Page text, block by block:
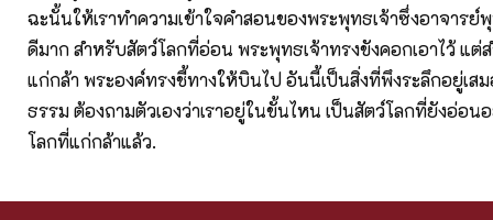
ฉะนั้นให้เราทำความเข้าใจคำสอนของพระพุทธเจ้าซึ่งอาจารย์
ดีมาก สำหรับสัตว์โลกที่อ่อน พระพุทธเจ้าทรงขังคอกเอาไว้ แต่
แก่กล้า พระองค์ทรงชี้ทางให้บินไป อันนี้เป็นสิ่งที่พึงระลึกอยู่เสม
ธรรม ต้องถามตัวเองว่าเราอยู่ในขั้นไหน เป็นสัตว์โลกที่ยังอ่อน
โลกที่แก่กล้าแล้ว.